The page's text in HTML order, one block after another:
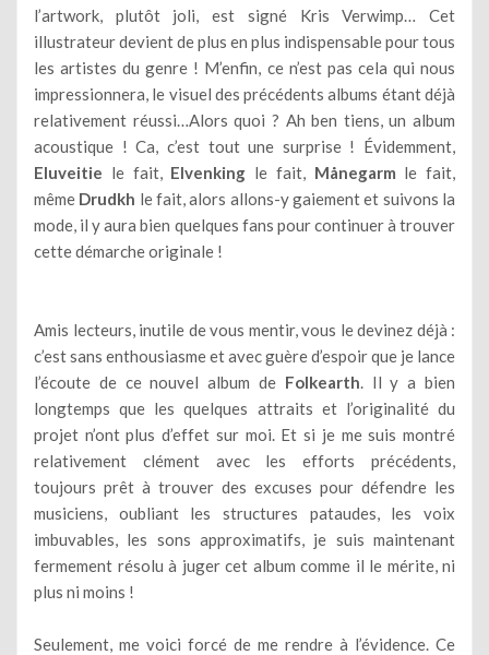
l’artwork, plutôt joli, est signé Kris Verwimp… Cet
illustrateur devient de plus en plus indispensable pour tous
les artistes du genre ! M’enfin, ce n’est pas cela qui nous
impressionnera, le visuel des précédents albums étant déjà
relativement réussi…Alors quoi ? Ah ben tiens, un album
acoustique ! Ca, c’est tout une surprise ! Évidemment,
Eluveitie le fait, Elvenking le fait, Månegarm le fait,
même Drudkh le fait, alors allons-y gaiement et suivons la
mode, il y aura bien quelques fans pour continuer à trouver
cette démarche originale !
Amis lecteurs, inutile de vous mentir, vous le devinez déjà :
c’est sans enthousiasme et avec guère d’espoir que je lance
l’écoute de ce nouvel album de Folkearth. Il y a bien
longtemps que les quelques attraits et l’originalité du
projet n’ont plus d’effet sur moi. Et si je me suis montré
relativement clément avec les efforts précédents,
toujours prêt à trouver des excuses pour défendre les
musiciens, oubliant les structures pataudes, les voix
imbuvables, les sons approximatifs, je suis maintenant
fermement résolu à juger cet album comme il le mérite, ni
plus ni moins !
Seulement, me voici forcé de me rendre à l’évidence. Ce